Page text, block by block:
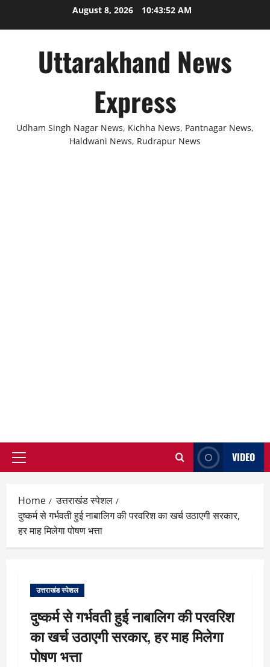
August 8, 2026 10:43:52 AM
Uttarakhand News
Express
Udham Singh Nagar News, Kichha News, Pantnagar News,
Haldwani News, Rudrapur News
Primary
VIDEO
Home
उत्तराखंड स्पेशल
दुष्कर्म से गर्भवती हुई नाबालिग की परवरिश का खर्च उठाएगी सरकार,
हर माह मिलेगा पोषण भत्ता
उत्तराखंड स्पेशल
दुष्कर्म से गर्भवती हुई नाबालिग की परवरिश
का खर्च उठाएगी सरकार, हर माह मिलेगा
पोषण भत्ता